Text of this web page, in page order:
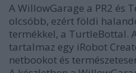
A WillowGarage a PR2 és
olcsóbb, ezért földi
termékkel, a TurtleBottal.
tartalmaz egy iRobot
netbookot és